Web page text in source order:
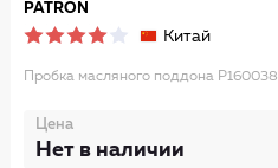
PATRON
Китай
Пробка масляного поддона P160038
Цена
Нет в наличии